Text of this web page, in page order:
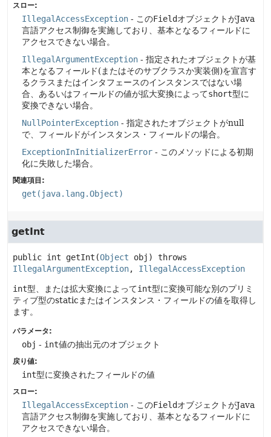
スロー:
IllegalAccessException - このFieldオブジェクトがJava
言語アクセス制御を実施しており、基本となるフィールドに
アクセスできない場合。
IllegalArgumentException - 指定されたオブジェクトが基
本となるフィールド(またはそのサブクラスか実装側)を宣言す
るクラスまたはインタフェースのインスタンスではない場
合、あるいはフィールドの値が拡大変換によってshort型に
変換できない場合。
NullPointerException - 指定されたオブジェクトがnull
で、フィールドがインスタンス・フィールドの場合。
ExceptionInInitializerError - このメソッドによる初期
化に失敗した場合。
関連項目:
get(java.lang.Object)
getInt
public int getInt (Object obj)
throws
IllegalArgumentException, IllegalAccessException
int型、または拡大変換によってint型に変換可能な別のプリミ
ティブ型のstaticまたはインスタンス・フィールドの値を取得し
ます。
パラメータ:
obj - int値の抽出元のオブジェクト
戻り値:
int型に変換されたフィールドの値
スロー:
IllegalAccessException - このFieldオブジェクトがJava
言語アクセス制御を実施しており、基本となるフィールドに
アクセスできない場合。